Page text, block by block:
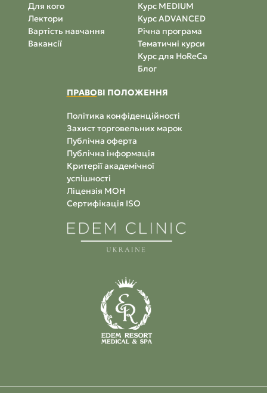
Для кого
Лектори
Вартість навчання
Вакансії
Курс MEDIUM
Курс ADVANCED
Річна програма
Тематичні курси
Курс для HoReCa
Блог
ПРАВОВІ ПОЛОЖЕННЯ
Політика конфіденційності
Захист торговельних марок
Публічна оферта
Публічна інформація
Критерії академічної
успішності
Ліцензія МОН
Сертифікація ISO